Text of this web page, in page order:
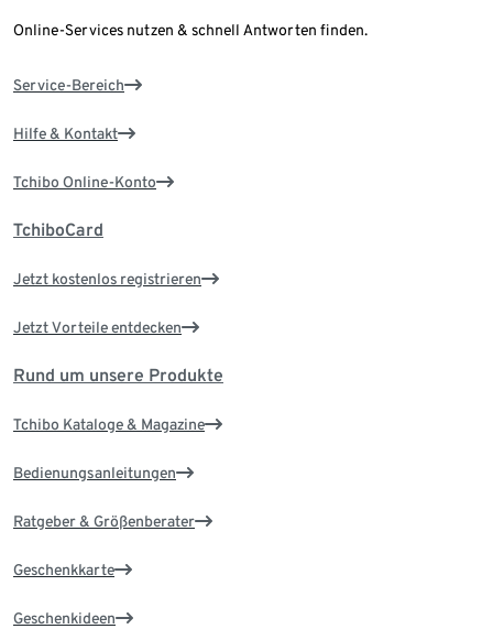
Online-Services nutzen & schnell Antworten finden.
Service-Bereich
Hilfe & Kontakt
Tchibo Online-Konto
TchiboCard
Jetzt kostenlos registrieren
Jetzt Vorteile entdecken
Rund um unsere Produkte
Tchibo Kataloge & Magazine
Bedienungsanleitungen
Ratgeber & Größenberater
Geschenkkarte
Geschenkideen